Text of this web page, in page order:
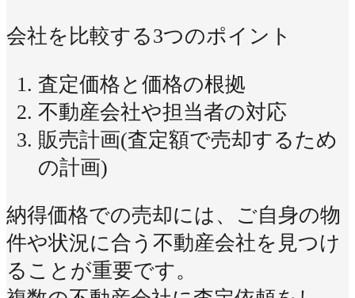
会社を比較する3つのポイント
査定価格と価格の根拠
不動産会社や担当者の対応
販売計画(査定額で売却するため
の計画)
納得価格での売却には、ご自身の物
件や状況に合う不動産会社を見つけ
ることが重要です。